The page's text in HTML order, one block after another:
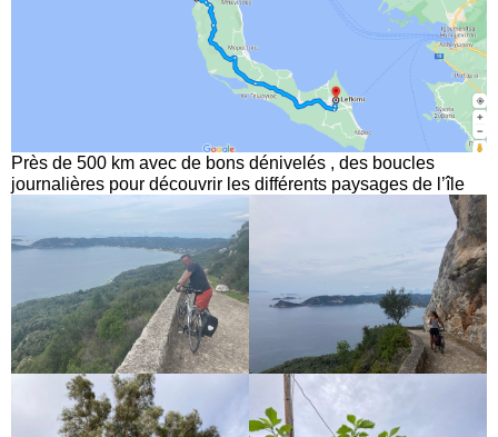
Près de 500 km avec de bons dénivelés , des boucles
journalières pour découvrir les différents paysages de l’île